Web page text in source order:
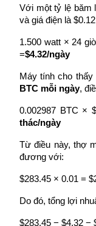
Làm cho tài sản
Với một tỷ lệ băm
và giá điện là
1.500 watt × 24
=$4.32/ngày
Máy tính cho
BTC mỗi ngày,
0.002987 BTC ×
thác/ngày
Từ điều này, thợ
đương với:
$283.45 × 0.01 =
Do đó, tổng lợi
$283.45 − $4.32 −